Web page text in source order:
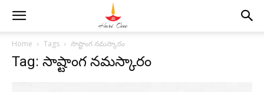
Home Tags సాష్టాంగ నమస్కారం
Tag: సాష్టాంగ నమస్కారం